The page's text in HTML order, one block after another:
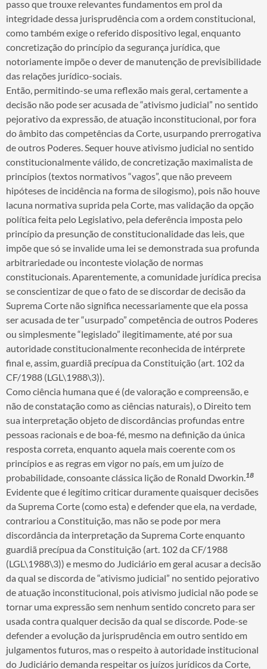
passo que trouxe relevantes fundamentos em prol da
integridade dessa jurisprudência com a ordem constitucional,
como também exige o referido dispositivo legal, enquanto
concretização do princípio da segurança jurídica, que
notoriamente impõe o dever de manutenção de previsibilidade
das relações jurídico-sociais.
Então, permitindo-se uma reflexão mais geral, certamente a
decisão não pode ser acusada de “ativismo judicial” no sentido
pejorativo da expressão, de atuação inconstitucional, por fora
do âmbito das competências da Corte, usurpando prerrogativa
de outros Poderes. Sequer houve ativismo judicial no sentido
constitucionalmente válido, de concretização maximalista de
princípios (textos normativos “vagos”, que não preveem
hipóteses de incidência na forma de silogismo), pois não houve
lacuna normativa suprida pela Corte, mas validação da opção
política feita pelo Legislativo, pela deferência imposta pelo
princípio da presunção de constitucionalidade das leis, que
impõe que só se invalide uma lei se demonstrada sua profunda
arbitrariedade ou inconteste violação de normas
constitucionais. Aparentemente, a comunidade jurídica precisa
se conscientizar de que o fato de se discordar de decisão da
Suprema Corte não significa necessariamente que ela possa
ser acusada de ter “usurpado” competência de outros Poderes
ou simplesmente “legislado” ilegitimamente, até por sua
autoridade constitucionalmente reconhecida de intérprete
final e, assim, guardiã precípua da Constituição (art. 102 da
CF/1988 (LGL\1988\3)).
Como ciência humana que é (de valoração e compreensão, e
não de constatação como as ciências naturais), o Direito tem
sua interpretação objeto de discordâncias profundas entre
pessoas racionais e de boa-fé, mesmo na definição da única
resposta correta, enquanto aquela mais coerente com os
princípios e as regras em vigor no país, em um juízo de
probabilidade, consoante clássica lição de Ronald Dworkin.18
Evidente que é legítimo criticar duramente quaisquer decisões
da Suprema Corte (como esta) e defender que ela, na verdade,
contrariou a Constituição, mas não se pode por mera
discordância da interpretação da Suprema Corte enquanto
guardiã precípua da Constituição (art. 102 da CF/1988
(LGL\1988\3)) e mesmo do Judiciário em geral acusar a decisão
da qual se discorda de “ativismo judicial” no sentido pejorativo
de atuação inconstitucional, pois ativismo judicial não pode se
tornar uma expressão sem nenhum sentido concreto para ser
usada contra qualquer decisão da qual se discorde. Pode-se
defender a evolução da jurisprudência em outro sentido em
julgamentos futuros, mas o respeito à autoridade institucional
do Judiciário demanda respeitar os juízos jurídicos da Corte,